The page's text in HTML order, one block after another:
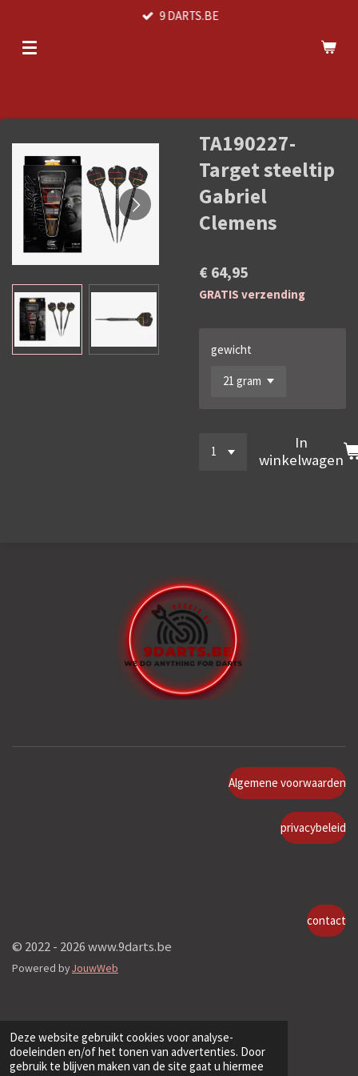
Deze website gebruikt cookies voor analyse-
doeleinden en/of het tonen van advertenties. Door
gebruik te blijven maken van de site gaat u hiermee
naar
9 DARTS.BE
TA190227-
Target steeltip
Gabriel
Clemens
€ 64,95
GRATIS verzending
gewicht
In
winkelwagen
Algemene voorwaarden
privacybeleid
contact
© 2022 - 2026 www.9darts.be
Powered byJouwWeb